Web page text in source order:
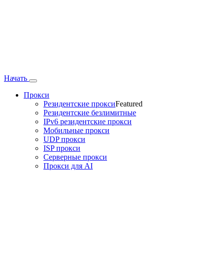
Начать
Прокси
Резидентские проксиFeatured
Резидентские безлимитные
IPv6 резидентские прокси
Мобильные прокси
UDP прокси
ISP прокси
Серверные прокси
Прокси для AI